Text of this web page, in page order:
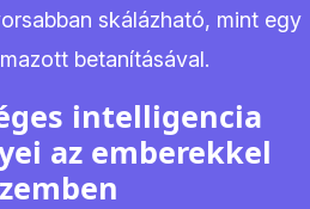
skálázható, mint egy
betanításával.
intelligencia
az emberekkel